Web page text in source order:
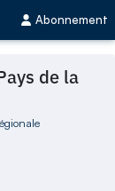
Abonnement
de la